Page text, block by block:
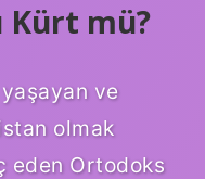
Kürt mü?
yaşayan ve
olmak
eden Ortodoks